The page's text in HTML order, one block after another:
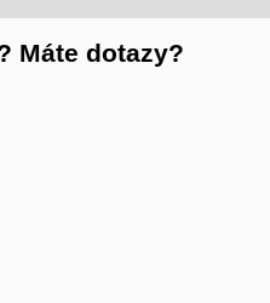
Máte dotazy?